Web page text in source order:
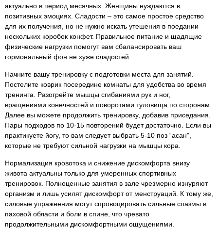
актуально в период месячных. Женщины нуждаются в
позитивных эмоциях. Сладости – это самое простое средство
для их получения, но не нужно искать утешения в поедании
нескольких коробок конфет. Правильное питание и щадящие
физические нагрузки помогут вам сбалансировать ваш
гормональный фон не хуже сладостей.
Начните вашу тренировку с подготовки места для занятий.
Постелите коврик посередине комнаты для удобства во время
тренинга. Разогрейте мышцы сгибаниями рук и ног,
вращениями конечностей и поворотами туловища по сторонам.
Далее вы можете продолжить тренировку, добавив приседания.
Пары подходов по 10-15 повторений будет достаточно. Если вы
практикуете йогу, то вам следует выбрать 5-10 поз “асан”,
которые не требуют сильной нагрузки на мышцы кора.
Нормализация кровотока и снижение дискомфорта внизу
живота актуальны только для умеренных спортивных
тренировок. Полноценные занятия в зале чрезмерно изнуряют
организм и лишь усилят дискомфорт от менструаций. К тому же,
силовые упражнения могут спровоцировать сильные спазмы в
паховой области и боли в спине, что чревато
продолжительными дискомфортными ощущениями.